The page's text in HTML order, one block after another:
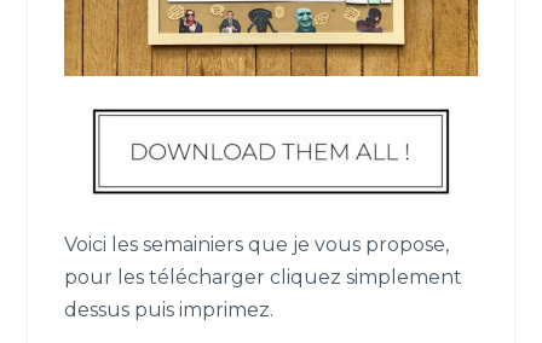
Voici les semainiers que je vous propose,
pour les télécharger cliquez simplement
dessus puis imprimez.